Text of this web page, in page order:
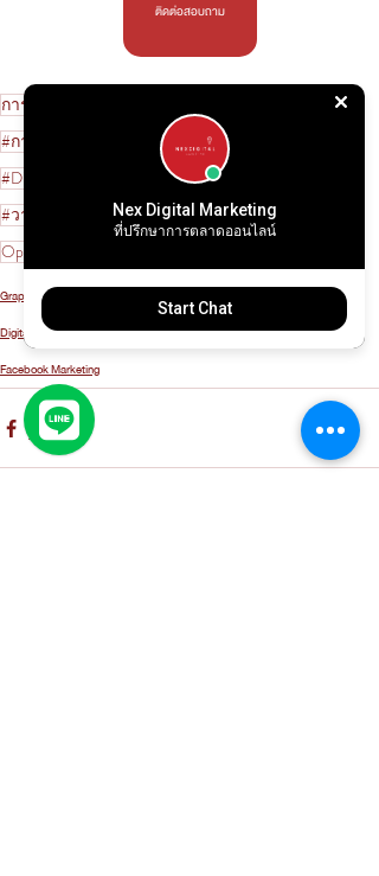
ติดต่อสอบถาม
การตลาดออนไลน์เชียงใหม่
#ที่ปรึกษาการตลาด
#การตลาดออนไลน์
#รับทำการตลาดออนไลน์
#DigitalMarketing
#รับทำโฆษณา
#วางแผนการตลาด Graphic DesignMotion Graphic
Optimistic Design
Graphic Design
Digital Marketing
Facebook Marketing
Nex Digital Marketing
ที่ปรึกษาการตลาดออนไลน์
Start Chat